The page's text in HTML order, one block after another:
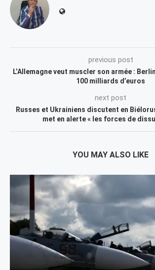
previous post
L’Allemagne veut muscler son armée :
100 milliards d’euros
next post
Russes et Ukrainiens discutent en
met en alerte « les forces de
YOU MAY ALSO LIKE